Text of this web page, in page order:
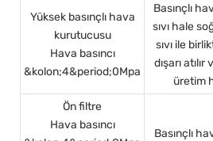
Yüksek basınçlı hava
kurutucusu
Hava basıncı
&kolon;4&period;0Mpa
Basınçlı
sıvı hale
sıvı ile
dışarı
üretim
Ön filtre
Hava basıncı
Basınçlı